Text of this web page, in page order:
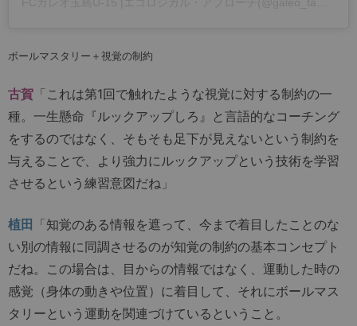
ボールマスタリー＋視覚の制約
古賀 「これは第1回で触れたような視覚に対する制約の一
種。一生懸命『ルックアップしろ』と言語的なコーチング
をするのではなく、そもそも足下が見えないという制約を
与えることで、より強力にルックアップという技術を学習
させるという練習意図だね」
植田 「知覚のある情報を遮って、今まで着目したことのな
い別の情報に同調させるのが知覚の制約の基本コンセプト
だね。この場合は、目からの情報ではなく、運動した時の
感覚（身体の動きや位置）に着目して、それにボールマス
タリーという運動を関連づけているということ。